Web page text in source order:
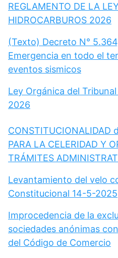
REGLAMENTO DE LA
HIDROCARBUROS 2026
(Texto) Decreto N°
Emergencia en todo el
eventos sismicos
Ley Orgánica del
2026
CONSTITUCIONALIDAD
PARA LA CELERIDAD Y
TRÁMITES
Levantamiento del velo
Constitucional 14-5-2025
Improcedencia de la
sociedades anónimas
del Código de Comercio